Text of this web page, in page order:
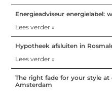
Energieadviseur energielabel:
Lees verder »
Hypotheek afsluiten in
Lees verder »
The right fade for your style
Amsterdam